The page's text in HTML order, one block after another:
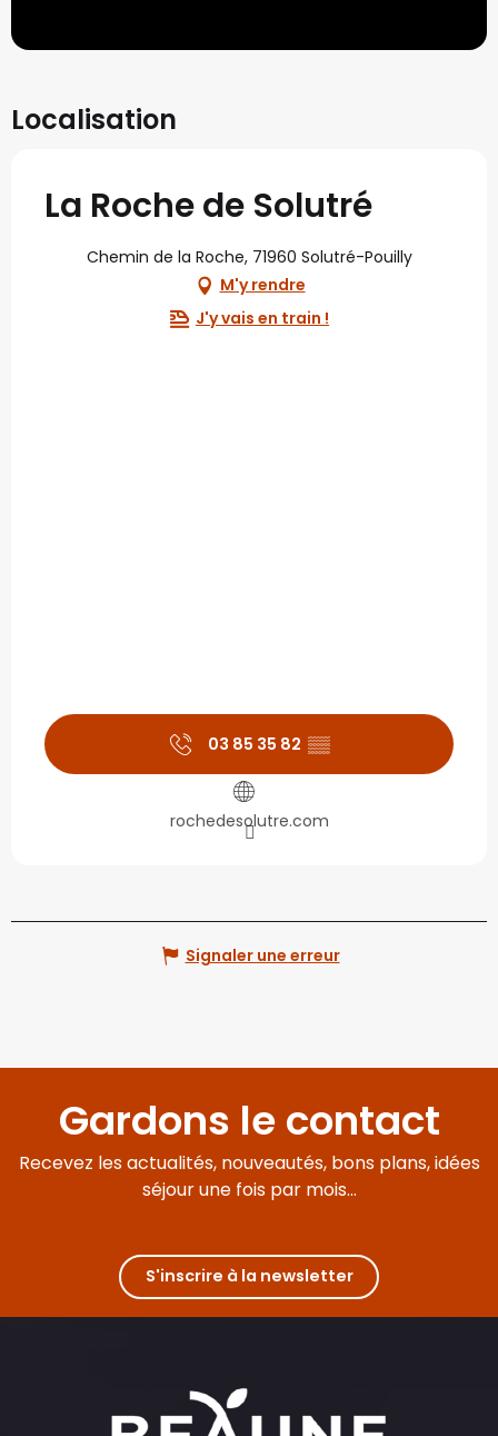
Localisation
La Roche de Solutré
Chemin de la Roche, 71960 Solutré-Pouilly
M'y rendre
J'y vais en train !
03 85 35 82 ▒▒
rochedesolutre.com
Signaler une erreur
Gardons le contact
Recevez les actualités, nouveautés, bons plans, idées
séjour une fois par mois...
S'inscrire à la newsletter